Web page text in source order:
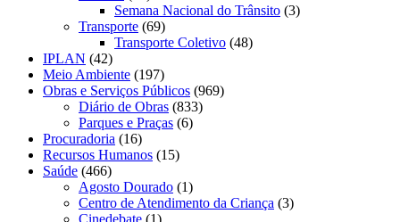
Semana Nacional do Trânsito (3)
Transporte (69)
Transporte Coletivo (48)
IPLAN (42)
Meio Ambiente (197)
Obras e Serviços Públicos (969)
Diário de Obras (833)
Parques e Praças (6)
Procuradoria (16)
Recursos Humanos (15)
Saúde (466)
Agosto Dourado (1)
Centro de Atendimento da Criança (3)
Cinedebate (1)